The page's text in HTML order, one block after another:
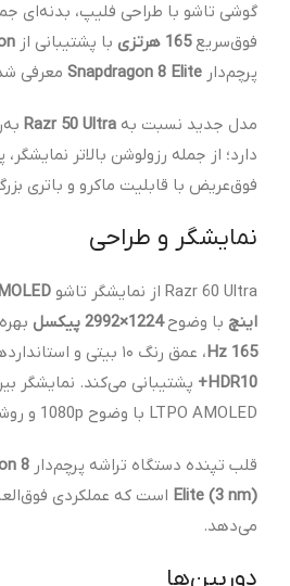
گوشی تاشو با طراحی فلیپ، بدنه‌ای
فوق‌سریع165 هرتزی با پشتیبانی از
پرچم‌دار Snapdragon 8 Elite معرفی
مدل جدید نسبت به Razr 50 Ultra
دارد؛ از جمله رزولوشن بالاتر
فوق‌عریض با قابلیت ماکرو و باتری
نمایشگر و طراحی
Razr 60 Ultra از نمایشگر تاشو
اینچ با وضوح1224×2992 پیکسل
165 Hz
، عمق رنگ ۱۰ بیتی و استانداردهای
HDR10+
LTPO AMOLED با وضوح 1080p و روشنایی 3000 نیت است.
قلب تپنده دستگاه تراشه پرچم‌دار 8
Elite (3 nm) است که عملکردی
می‌دهد.
دوربین‌ها